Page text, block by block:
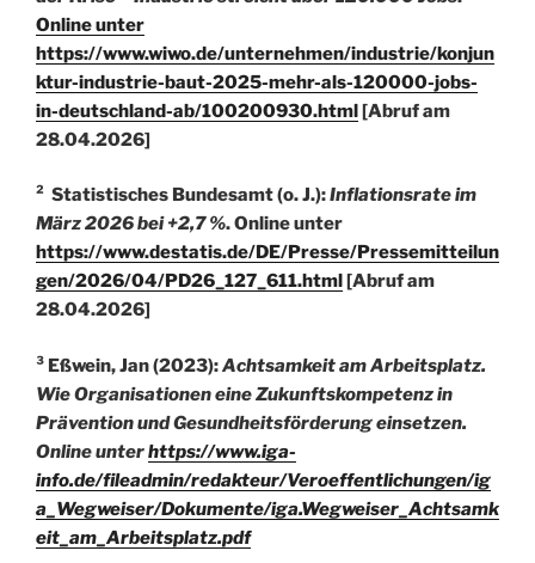
Online unter
https://www.wiwo.de/unternehmen/industrie/konjun
ktur-industrie-baut-2025-mehr-als-120000-jobs-
in-deutschland-ab/100200930.html[Abruf am
28.04.2026]
² Statistisches Bundesamt (o. J.):Inflationsrate im
März 2026 bei +2,7 %. Online unter
https://www.destatis.de/DE/Presse/Pressemitteilun
gen/2026/04/PD26_127_611.html[Abruf am
28.04.2026]
³ Eßwein, Jan (2023):Achtsamkeit am Arbeitsplatz.
Wie Organisationen eine Zukunftskompetenz in
Prävention und Gesundheitsförderung einsetzen.
Online unterhttps://www.iga-
info.de/fileadmin/redakteur/Veroeffentlichungen/ig
a_Wegweiser/Dokumente/iga.Wegweiser_Achtsamk
eit_am_Arbeitsplatz.pdf